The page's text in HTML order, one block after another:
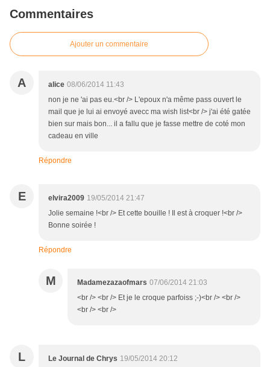
Commentaires
Ajouter un commentaire
A alice 08/06/2014 11:43
non je ne 'ai pas eu.<br /> L'epoux n'a même pass ouvert le
mail que je lui ai envoyé avecc ma wish list<br /> j'ai été gatée
bien sur mais bon... il a fallu que je fasse mettre de coté mon
cadeau en ville
Répondre
E elvira2009 19/05/2014 21:47
Jolie semaine !<br /> Et cette bouille ! Il est à croquer !<br />
Bonne soirée !
Répondre
M Madamezazaofmars 07/06/2014 21:03
<br /> <br /> Et je le croque parfoiss ;-)<br /> <br />
<br /> <br />
L Le Journal de Chrys 19/05/2014 20:12